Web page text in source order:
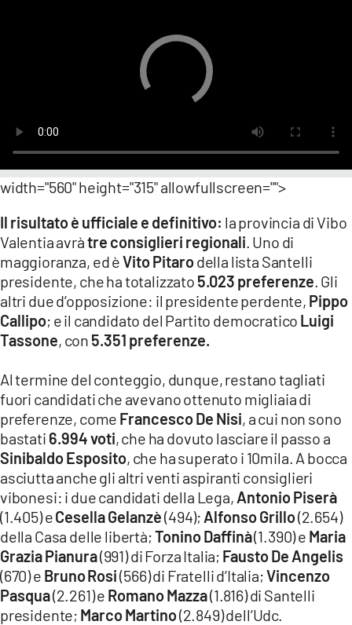
CATANZAROCHANNEL.IT
LACAPITALENEWS.IT
App
ANDROID
APPLE
width="560" height="315" allowfullscreen="">
Il risultato è ufficiale e definitivo: la provincia di Vibo
Valentia avràtre consiglieri regionali. Uno di
maggioranza, ed èVito Pitarodella lista Santelli
presidente, che ha totalizzato 5.023 preferenze. Gli
altri due d’opposizione: il presidente perdente, Pippo
Callipo; e il candidato del Partito democratico Luigi
Tassone, con 5.351 preferenze.
Al termine del conteggio, dunque, restano tagliati
fuori candidati che avevano ottenuto migliaia di
preferenze, come Francesco De Nisi, a cui non sono
bastati 6.994 voti, che ha dovuto lasciare il passo a
Sinibaldo Esposito, che ha superato i 10mila. A bocca
asciutta anche gli altri venti aspiranti consiglieri
vibonesi: i due candidati della Lega, Antonio Piserà
(1.405) eCesella Gelanzè(494); Alfonso Grillo(2.654)
della Casa delle libertà;Tonino Daffinà(1.390) e Maria
Grazia Pianura(991) di Forza Italia; Fausto De Angelis
(670) e BrunoRosi(566) di Fratelli d’Italia;Vincenzo
Pasqua(2.261) e Romano Mazza(1.816) di Santelli
presidente; Marco Martino(2.849) dell’Udc.